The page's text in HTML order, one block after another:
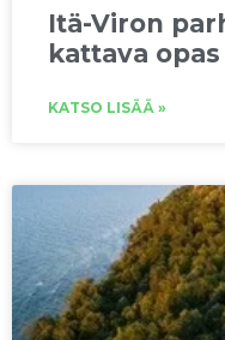
Itä-Viron
kattava
KATSO LISÄÄ »